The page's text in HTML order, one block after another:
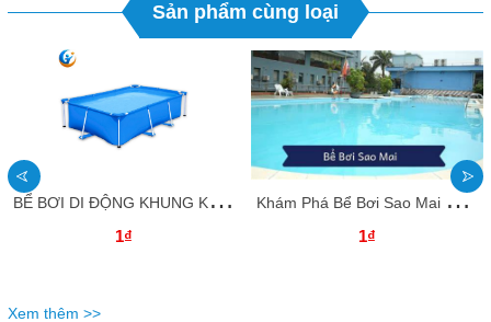
Sản phẩm cùng loại
B
Ể BƠI DI ĐỘNG KHUNG KIM LOẠI DOCHOIKINHBAC_ GIẢI PHÁP BƠI LỘI TIỆN LỢI, AN TOÀN, KINH TẾ
1₫
K
hám Phá Bể Bơi Sao Mai Quận Tây Hồ – Địa Điểm Bơi Lội Lý Tưởng Cho Mùa Hè
1₫
Xem thêm >>